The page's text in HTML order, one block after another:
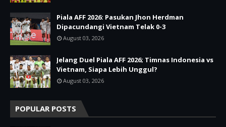
Piala AFF 2026: Pasukan Jhon Herdman
Dipacundangi Vietnam Telak 0-3
August 03, 2026
Jelang Duel Piala AFF 2026; Timnas Indonesia vs
Vietnam, Siapa Lebih Unggul?
August 03, 2026
POPULAR POSTS